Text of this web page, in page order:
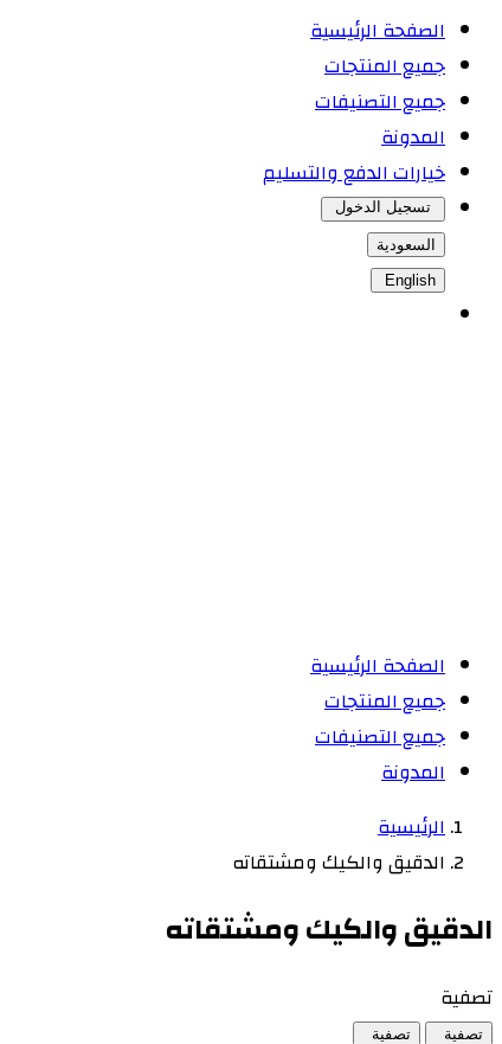
الصفحة الرئيسية
جميع المنتجات
جميع التصنيفات
المدونة
خيارات الدفع والتسليم
تسجيل الدخول
السعودية
English
الصفحة الرئيسية
جميع المنتجات
جميع التصنيفات
المدونة
الرئيسية
الدقيق والكيك ومشتقاته
الدقيق والكيك ومشتقاته
تصفية
تصفية تصفية